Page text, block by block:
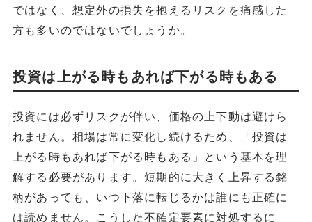
ではなく、想定外の損失を抱えるリスクを痛感した
方も多いのではないでしょうか。
投資は上がる時もあれば下がる時もある
投資には必ずリスクが伴い、価格の上下動は避けら
れません。相場は常に変化し続けるため、「投資は
上がる時もあれば下がる時もある」という基本を理
解する必要があります。短期的に大きく上昇する銘
柄があっても、いつ下落に転じるかは誰にも正確に
は読めません。こうした不確定要素に対処するに